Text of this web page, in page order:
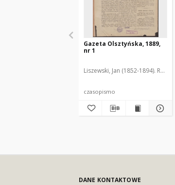
Gazeta Olsztyńska, 1889,
nr 1
Liszewski, Jan (1852-1894). Red.
czasopismo
DANE KONTAKTOWE